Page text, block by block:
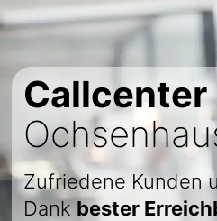
Callcenter
Zufriedene Kunden
Dank bester